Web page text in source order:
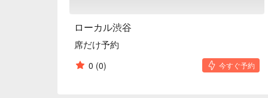
ローカル渋谷
席だけ予約
0 (0) 今すぐ予約